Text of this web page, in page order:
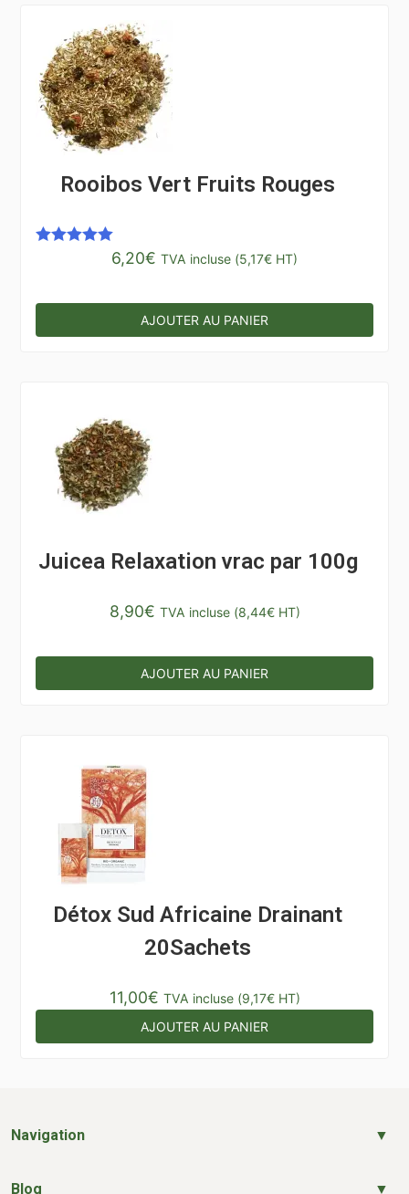
Rooibos Vert Fruits Rouges
6,20€ TVA incluse (5,17€ HT)
AJOUTER AU PANIER
Juicea Relaxation vrac par 100g
8,90€ TVA incluse (8,44€HT)
AJOUTER AU PANIER
Détox Sud Africaine Drainant
20Sachets
11,00€ TVA incluse (9,17€HT)
AJOUTER AU PANIER
Navigation
Blog